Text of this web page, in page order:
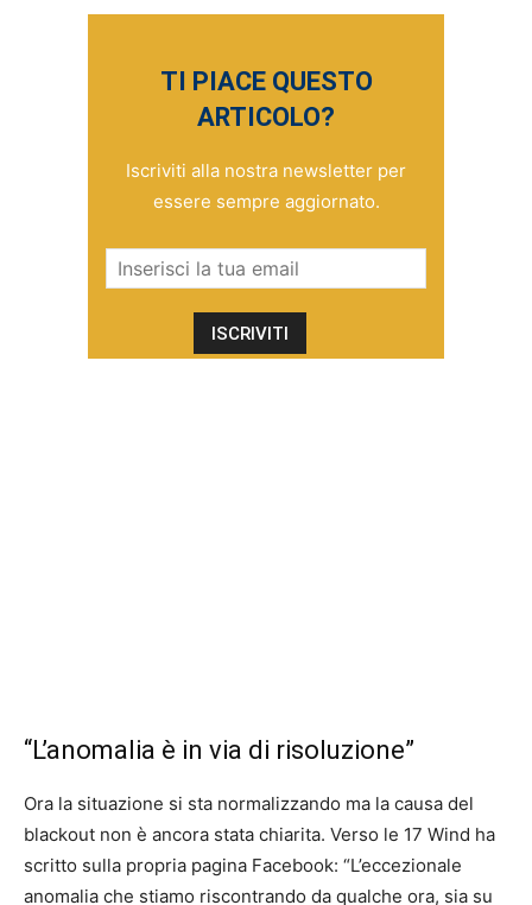
TI PIACE QUESTO
ARTICOLO?
Iscriviti alla nostra newsletter per
essere sempre aggiornato.
“L’anomalia è in via di risoluzione”
Ora la situazione si sta normalizzando ma la causa del
blackout non è ancora stata chiarita. Verso le 17 Wind ha
scritto sulla propria pagina Facebook: “L’eccezionale
anomalia che stiamo riscontrando da qualche ora, sia su